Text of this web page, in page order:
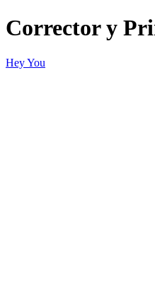
Corrector y
Hey You